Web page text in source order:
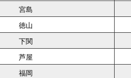
宮島
徳山
下関
芦屋
福岡